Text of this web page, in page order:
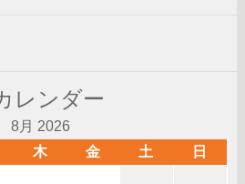
8月 2026
木 金 土 日